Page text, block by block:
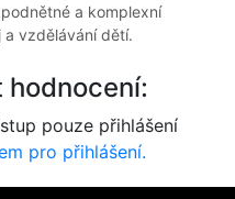
a komplexní
vzdělávání dětí.
pouze přihlášení
pro přihlášení.